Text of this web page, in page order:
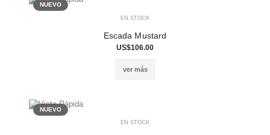
NUEVO
EN STOCK
Escada Mustard
US$106.00
ver más
NUEVO
EN STOCK